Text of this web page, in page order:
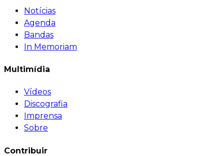
Notícias
Agenda
Bandas
In Memoriam
Multimídia
Vídeos
Discografia
Imprensa
Sobre
Contribuir